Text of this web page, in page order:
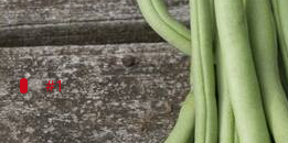
#1
सही स्थान का चयन